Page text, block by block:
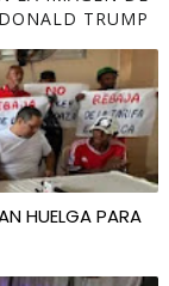
DONALD TRUMP
HUELGA PARA